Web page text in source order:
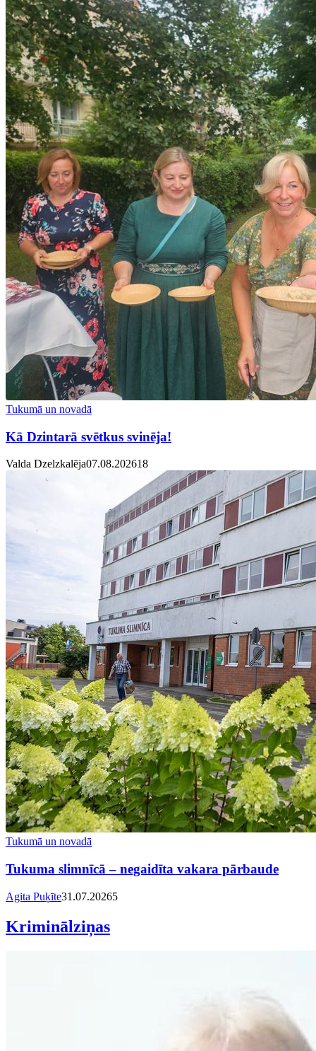
Tukumā un novadā
Kā Dzintarā svētkus svinēja!
Valda Dzelzkalēja07.08.202618
Tukumā un novadā
Tukuma slimnīcā – negaidīta vakara pārbaude
Agita Puķīte31.07.20265
Kriminālziņas